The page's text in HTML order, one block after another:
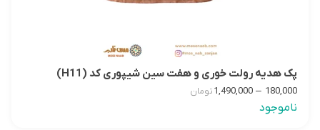
پک هدیه رولت خوری و هفت سین شیپوری کد (H11)
180,000
–
1,490,000تومان
ناموجود